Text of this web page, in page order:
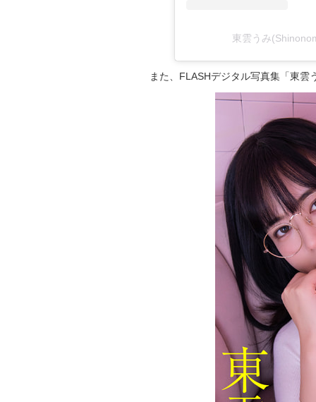
東雲うみ
また、FLASHデジタル写真集「東雲